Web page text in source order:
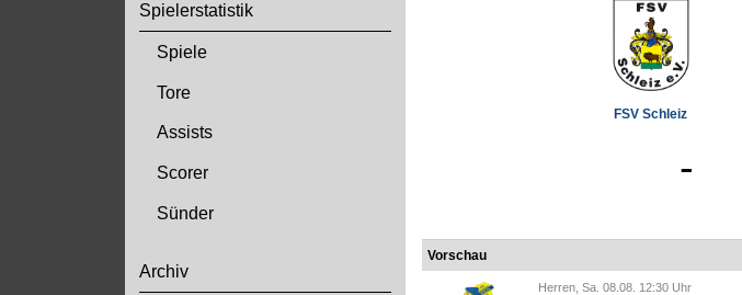
Spielerstatistik
Spiele
Tore
Assists
Scorer
Sünder
Archiv
FSV Schleiz
-
Vorschau
Herren, Sa. 08.08. 12:30 Uhr